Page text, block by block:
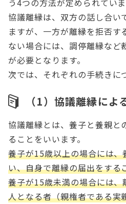
う4つの方法が定められていま
協議離縁は、双方の話し合い
ますが、一方が離縁を拒否す
ない場合には、調停離縁など
が必要となります。
次では、それぞれの手続きに
（1）協議離縁によ
協議離縁とは、養子と養親と
ることをいいます。
養子が15歳以上の場合には
い、自身で離縁の届出をする
養子が15歳未満の場合には
人となる者（親権者である実